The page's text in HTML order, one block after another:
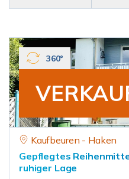
360°
Kaufbeuren - Haken
Gepflegtes
ruhiger Lage